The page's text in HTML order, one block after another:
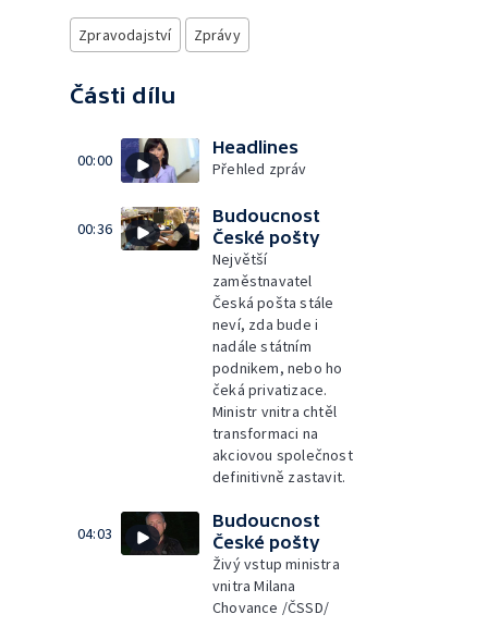
Zpravodajství Zprávy
Části dílu
00:00
Headlines
Přehled zpráv
00:36
Budoucnost
České pošty
Největší
zaměstnavatel
Česká pošta stále
neví, zda bude i
nadále státním
podnikem, nebo ho
čeká privatizace.
Ministr vnitra chtěl
transformaci na
akciovou společnost
definitivně zastavit.
04:03
Budoucnost
České pošty
Živý vstup ministra
vnitra Milana
Chovance /ČSSD/